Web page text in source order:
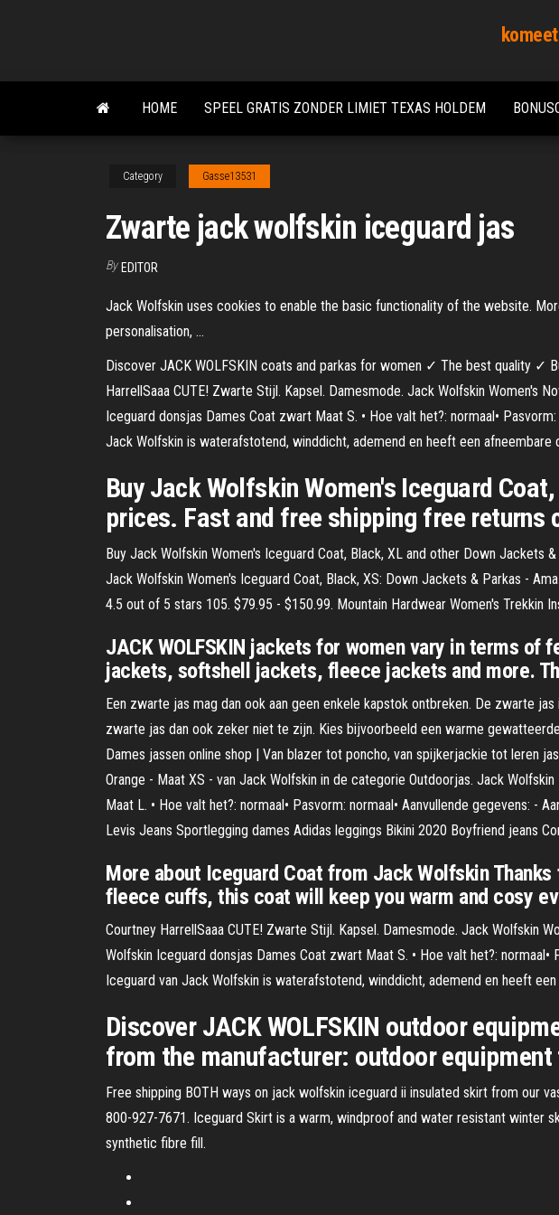
content
HOME SPEEL GRATIS ZONDER LIMIET TEXAS HOLDEM
Category Gasse13531
Zwarte jack wolfskin iceguard jas
By EDITOR
Jack Wolfskin uses cookies to enable the basic functionality of the website.
personalisation, …
Discover JACK WOLFSKIN coats and parkas for women ✓ The best quality
HarrellSaaa CUTE! Zwarte Stijl. Kapsel. Damesmode. Jack Wolfskin Women's
Iceguard donsjas Dames Coat zwart Maat S. • Hoe valt het?: normaal•
Jack Wolfskin is waterafstotend, winddicht, ademend en heeft een afneembare
Buy Jack Wolfskin Women's Iceguard
prices. Fast and free shipping free returns
Buy Jack Wolfskin Women's Iceguard Coat, Black, XL and other Down
Jack Wolfskin Women's Iceguard Coat, Black, XS: Down Jackets & Parkas -
4.5 out of 5 stars 105. $79.95 - $150.99. Mountain Hardwear Women's Trekkin
JACK WOLFSKIN jackets for women vary in terms
jackets, softshell jackets, fleece jackets and more.
Een zwarte jas mag dan ook aan geen enkele kapstok ontbreken. De zwarte
zwarte jas dan ook zeker niet te zijn. Kies bijvoorbeeld een warme
Dames jassen online shop | Van blazer tot poncho, van spijkerjackie tot leren
Orange - Maat XS - van Jack Wolfskin in de categorie Outdoorjas. Jack
Maat L. • Hoe valt het?: normaal• Pasvorm: normaal• Aanvullende gegevens:
Levis Jeans Sportlegging dames Adidas leggings Bikini 2020 Boyfriend jeans
More about Iceguard Coat from Jack Wolfskin
fleece cuffs, this coat will keep you warm and cosy
Courtney HarrellSaaa CUTE! Zwarte Stijl. Kapsel. Damesmode. Jack Wolfskin
Wolfskin Iceguard donsjas Dames Coat zwart Maat S. • Hoe valt het?:
Iceguard van Jack Wolfskin is waterafstotend, winddicht, ademend en heeft
Discover JACK WOLFSKIN outdoor
from the manufacturer: outdoor equipment
Free shipping BOTH ways on jack wolfskin iceguard ii insulated skirt from our
800-927-7671. Iceguard Skirt is a warm, windproof and water resistant winter
synthetic fibre fill.